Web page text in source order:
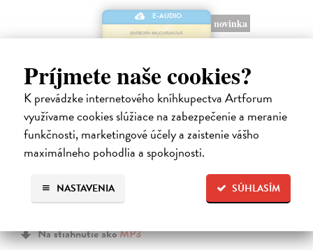
Príjmete naše cookies?
K prevádzke internetového kníhkupectva Artforum
využívame cookies slúžiace na zabezpečenie a meranie
funkčnosti, marketingové účely a zaistenie vášho
maximálneho pohodlia a spokojnosti.
SÚHLASÍM
NASTAVENIA
E-AUDIO
novinka
Cesta na Sardinii
Majchráková Barbora| Elektronická audiokniha
Babička Růžena truchlí po svém nedávno zesnulém manželovi,
dvacetiletá vnučka Sofie studuje prvním rokem vysokou, měla by si
užívat života, ale kromě svého smartphonu nevnímá skoro nic, a
Na stiahnutie akoMP3